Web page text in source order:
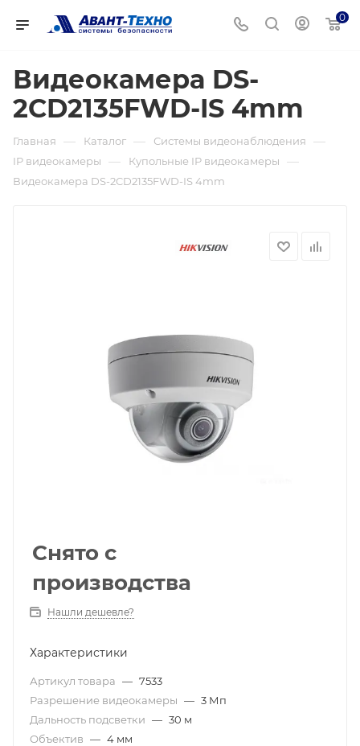
0
Видеокамера DS-
2CD2135FWD-IS 4mm
Главная — Каталог — Системы видеонаблюдения —
IP видеокамеры — Купольные IP видеокамеры —
Видеокамера DS-2CD2135FWD-IS 4mm
Снято с
производства
Нашли дешевле?
Характеристики
Артикул товара — 7533
Разрешение видеокамеры — 3 Мп
Дальность подсветки — 30 м
Объектив — 4 мм